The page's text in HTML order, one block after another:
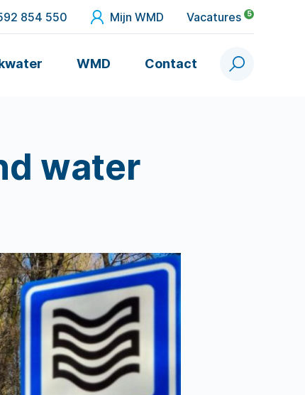
854 550 Mijn WMD Vacatures 5
WMD Contact Zoek
water